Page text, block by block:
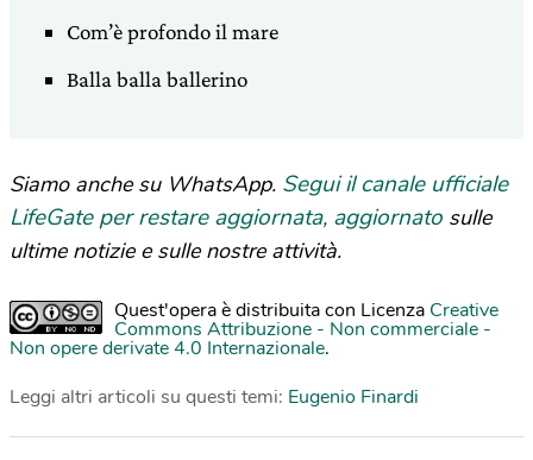
Com’è profondo il mare
Balla balla ballerino
Siamo anche su WhatsApp. Segui il canale ufficiale
LifeGate per restare aggiornata, aggiornato sulle
ultime notizie e sulle nostre attività.
Quest'opera è distribuita con Licenza Creative
Commons Attribuzione - Non commerciale -
Non opere derivate 4.0 Internazionale.
Leggi altri articoli su questi temi: Eugenio Finardi